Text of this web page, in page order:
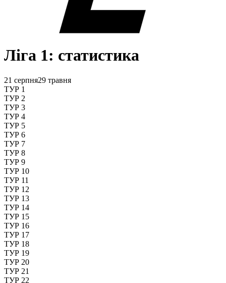
Ліга 1: статистика
21 серпня29 травня
ТУР 1
ТУР 2
ТУР 3
ТУР 4
ТУР 5
ТУР 6
ТУР 7
ТУР 8
ТУР 9
ТУР 10
ТУР 11
ТУР 12
ТУР 13
ТУР 14
ТУР 15
ТУР 16
ТУР 17
ТУР 18
ТУР 19
ТУР 20
ТУР 21
ТУР 22